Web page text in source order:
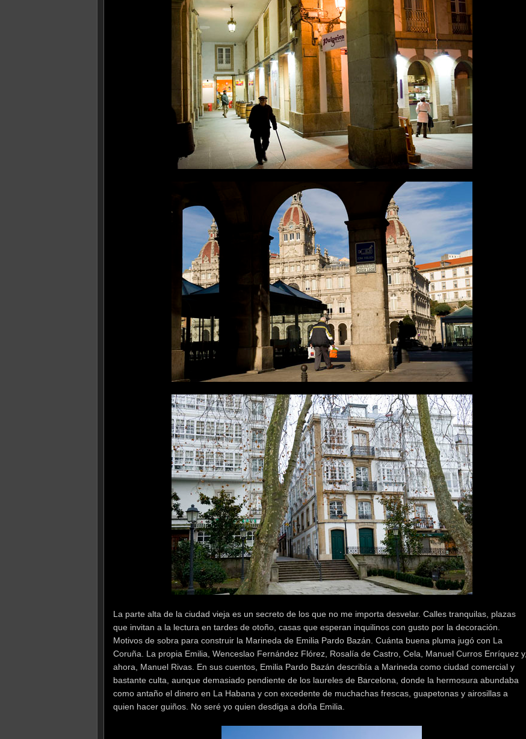
La parte alta de la ciudad vieja es un secreto de los que no me importa desvelar. Calles tranquilas, plazas
que invitan a la lectura en tardes de otoño, casas que esperan inquilinos con gusto por la decoración.
Motivos de sobra para construir la Marineda de Emilia Pardo Bazán. Cuánta buena pluma jugó con La
Coruña. La propia Emilia, Wenceslao Fernández Flórez, Rosalía de Castro, Cela, Manuel Curros Enríquez y,
ahora, Manuel Rivas. En sus cuentos, Emilia Pardo Bazán describía a Marineda como ciudad comercial y
bastante culta, aunque demasiado pendiente de los laureles de Barcelona, donde la hermosura abundaba
como antaño el dinero en La Habana y con excedente de muchachas frescas, guapetonas y airosillas a
quien hacer guiños. No seré yo quien desdiga a doña Emilia.